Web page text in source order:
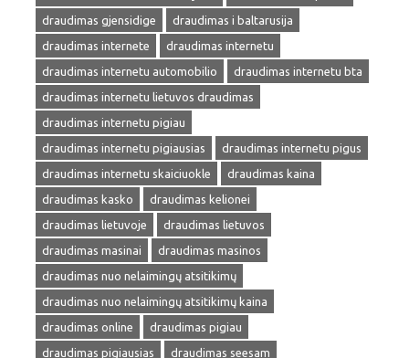
draudimas gjensidige
draudimas i baltarusija
draudimas internete
draudimas internetu
draudimas internetu automobilio
draudimas internetu bta
draudimas internetu lietuvos draudimas
draudimas internetu pigiau
draudimas internetu pigiausias
draudimas internetu pigus
draudimas internetu skaiciuokle
draudimas kaina
draudimas kasko
draudimas kelionei
draudimas lietuvoje
draudimas lietuvos
draudimas masinai
draudimas masinos
draudimas nuo nelaimingų atsitikimų
draudimas nuo nelaimingų atsitikimų kaina
draudimas online
draudimas pigiau
draudimas pigiausias
draudimas seesam